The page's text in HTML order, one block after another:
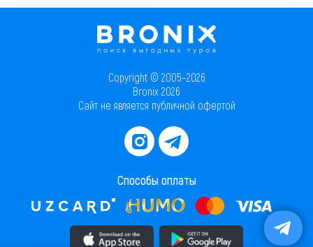
Copyright © 2005–2026
Bronix 2026
Сайт не является публичной офертой
Способы оплаты
Скачать приложение в AppStore Скачать приложение в PlayMarket